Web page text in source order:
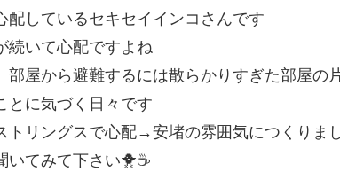
配しているセキセイインコさんです
続いて心配ですよね
部屋から避難するには散らかりすぎた部屋の
とに気づく日々です
トリングスで心配→安堵の雰囲気につくりま
いてみて下さい🐥☕